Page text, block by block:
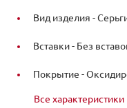
Вид изделия -
Вставки - Без
Покрытие -
Все характеристики